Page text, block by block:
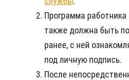
Программа
также должна быть
ранее, с ней
под личную подпись.
После